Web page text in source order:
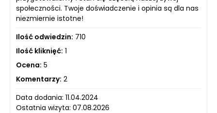
społeczności. Twoje doświadczenie i opinia są dla nas
niezmiernie istotne!
Ilość odwiedzin: 710
Ilość kliknięć: 1
Ocena: 5
Komentarzy: 2
Data dodania: 11.04.2024
Ostatnia wizyta: 07.08.2026